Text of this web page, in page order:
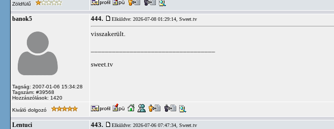
Zöldfülű
banok5
Tagság: 2007-01-06 15:34:28
Tagszám: #39568
Hozzászólások: 1420
444. Elküldve: 2026-07-08 01:29:14, Sweet.tv
visszakerült.
sweet.tv
Kiváló dolgozó
Lentuci 443. Elküldve: 2026-07-06 07:47:34, Sweet.tv